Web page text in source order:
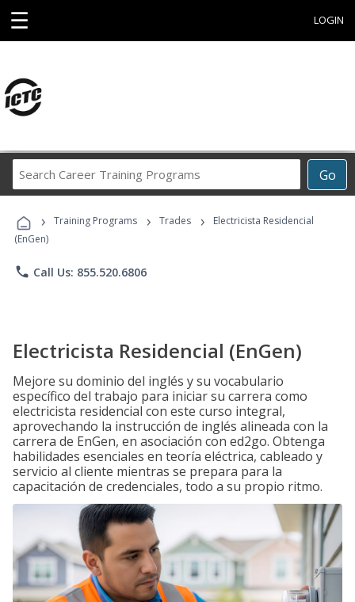
☰ LOGIN
Go
Career
Programs
› Training Programs › Trades ›
Electricista Residencial
(EnGen)
phone Call Us: 855.520.6806
Electricista Residencial (EnGen)
Mejore su dominio del inglés y su vocabulario
específico del trabajo para iniciar su carrera como
electricista residencial con este curso integral,
aprovechando la instrucción de inglés alineada con la
carrera de EnGen, en asociación con ed2go. Obtenga
habilidades esenciales en teoría eléctrica, cableado y
servicio al cliente mientras se prepara para la
capacitación de credenciales, todo a su propio ritmo.